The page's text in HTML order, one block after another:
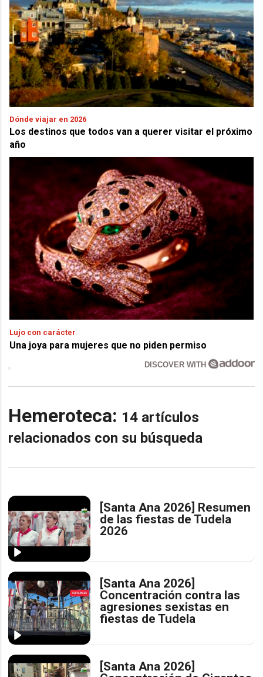
Dónde viajar en 2026
Los destinos que todos van a querer visitar el próximo
año
Lujo con carácter
Una joya para mujeres que no piden permiso
DISCOVER WITH
Hemeroteca: 14 artículos
relacionados con su búsqueda
[Santa Ana 2026] Resumen
de las fiestas de Tudela
2026
[Santa Ana 2026]
Concentración contra las
agresiones sexistas en
fiestas de Tudela
[Santa Ana 2026]